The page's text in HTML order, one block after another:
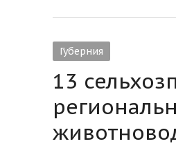
Губерния
13